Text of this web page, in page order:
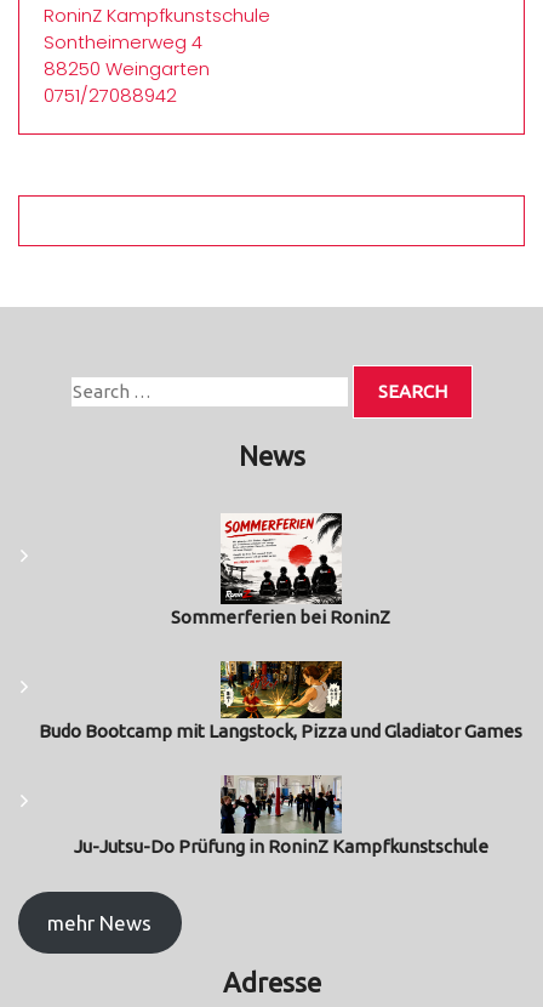
RoninZ Kampfkunstschule
Sontheimerweg 4
88250 Weingarten
0751/27088942
News
Sommerferien bei RoninZ
Budo Bootcamp mit Langstock, Pizza und Gladiator Games
Ju-Jutsu-Do Prüfung in RoninZ Kampfkunstschule
mehr News
Adresse